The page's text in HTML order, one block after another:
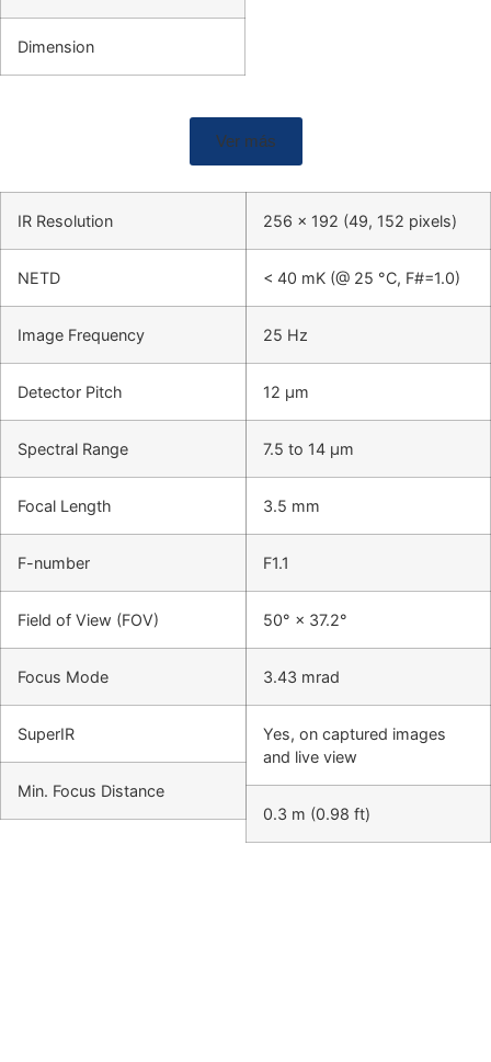
Dimension
Ver más
IR Resolution
NETD
Image Frequency
Detector Pitch
Spectral Range
Focal Length
F-number
Field of View (FOV)
Focus Mode
SuperIR
Min. Focus Distance
256 × 192 (49, 152 pixels)
< 40 mK (@ 25 °C, F#=1.0)
25 Hz
12 μm
7.5 to 14 μm
3.5 mm
F1.1
50° × 37.2°
3.43 mrad
Yes, on captured images
and live view
0.3 m (0.98 ft)